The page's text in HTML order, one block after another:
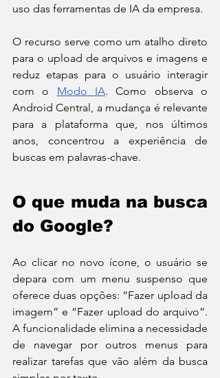
uso das ferramentas de IA da empresa.
O recurso serve como um atalho direto
para o upload de arquivos e imagens e
reduz etapas para o usuário interagir
com o Modo IA. Como observa o
Android Central, a mudança é relevante
para a plataforma que, nos últimos
anos, concentrou a experiência de
buscas em palavras-chave.
O que muda na busca
do Google?
Ao clicar no novo ícone, o usuário se
depara com um menu suspenso que
oferece duas opções: “Fazer upload da
imagem” e “Fazer upload do arquivo”.
A funcionalidade elimina a necessidade
de navegar por outros menus para
realizar tarefas que vão além da busca